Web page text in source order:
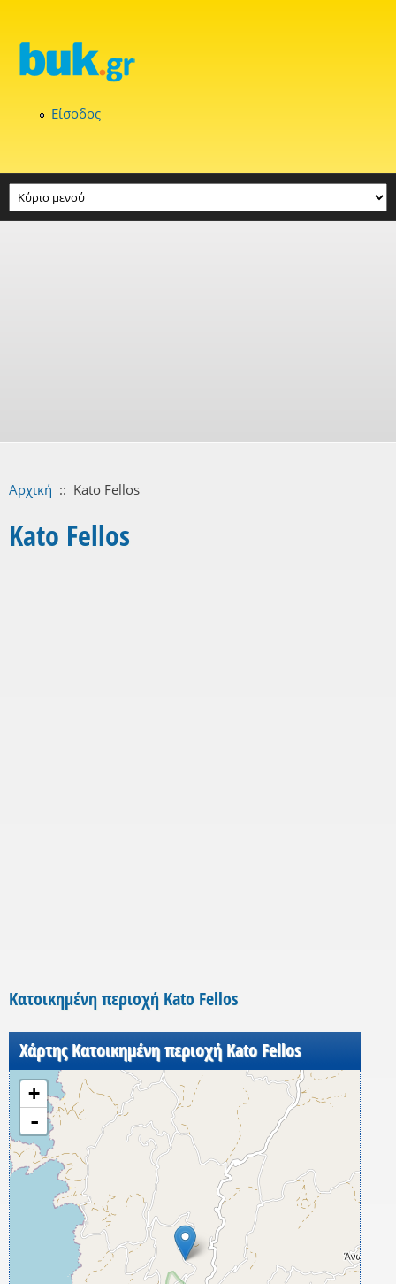
Είσοδος
Αρχική :: Kato Fellos
Kato Fellos
Κατοικημένη περιοχή Kato Fellos
Χάρτης Κατοικημένη περιοχή Kato Fellos
+
-